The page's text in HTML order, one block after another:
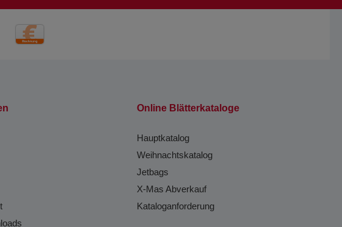
Online Blätterkataloge
Hauptkatalog
Weihnachtskatalog
Jetbags
X-Mas Abverkauf
Kataloganforderung